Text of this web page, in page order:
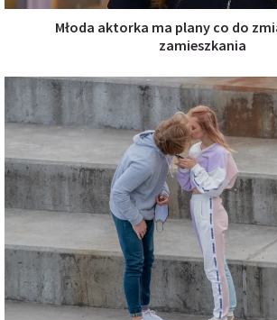
Młoda aktorka ma plany co do
zamieszkania